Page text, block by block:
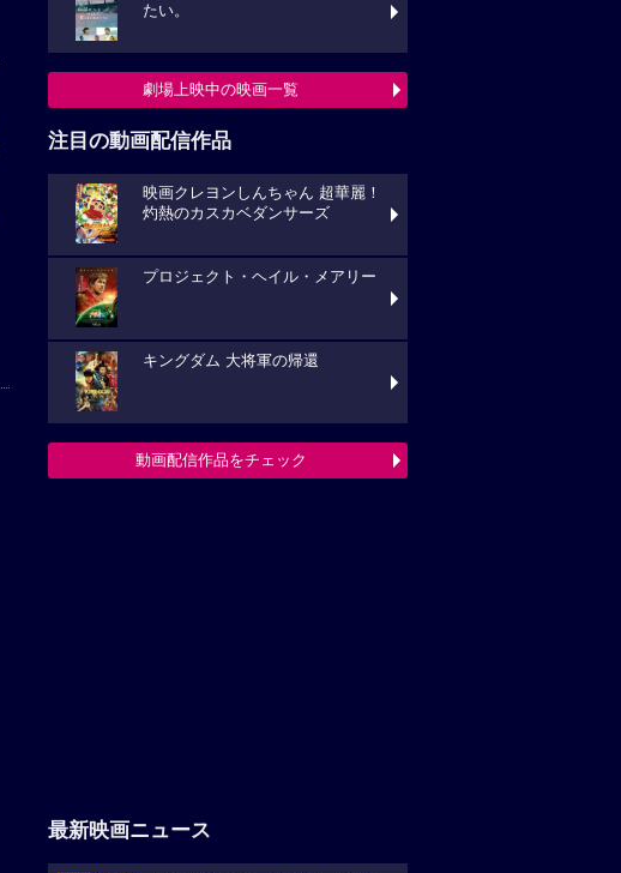
たい。
劇場上映中の映画一覧
注目の動画配信作品
映画クレヨンしんちゃん 超華麗！
灼熱のカスカベダンサーズ
プロジェクト・ヘイル・メアリー
キングダム 大将軍の帰還
動画配信作品をチェック
最新映画ニュース